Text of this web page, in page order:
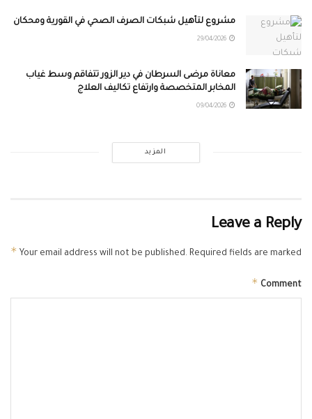
مشروع لتأهيل شبكات الصرف الصحي في القورية ومحكان
معاناة مرضى السرطان في دير الزور تتفاقم وسط غياب
المخابر المتخصصة وارتفاع تكاليف العلاج
المزيد
Leave a Reply
Your email address will not be published. Required fields are marked
*
Comment
*